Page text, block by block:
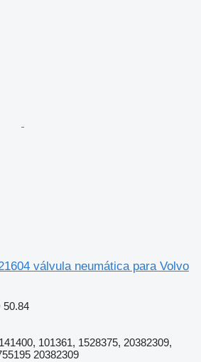
válvula neumática para Volvo
50.84
101361, 1528375, 20382309,
20382309